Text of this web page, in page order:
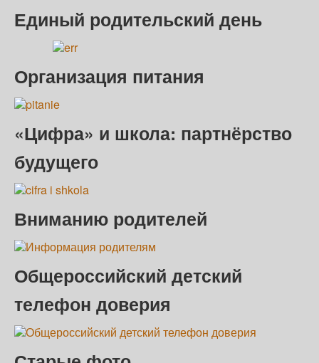
Единый родительский день
Организация питания
«Цифра» и школа: партнёрство
будущего
Вниманию родителей
Общероссийский детский
телефон доверия